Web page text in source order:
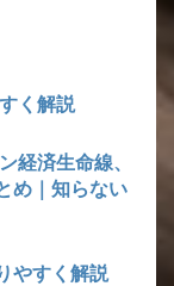
く解説
経済生命線、
め｜知らない
やすく解説